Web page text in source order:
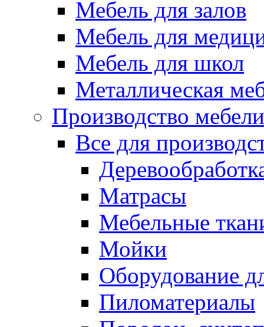
Мебель для залов
Мебель для
Мебель для школ
Металлическая
Производство мебели
Все для
Матрасы
Мебельные
Мойки
Оборудование
Пиломатериалы